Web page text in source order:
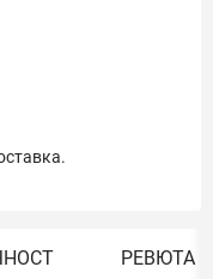
РЕВЮТА